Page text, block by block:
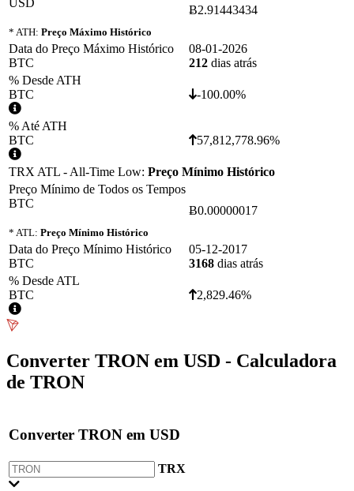
USD
* ATH: Preço Máximo Histórico
Ƀ2.91443434
Data do Preço Máximo Histórico
BTC
08-01-2026
212 dias atrás
% Desde ATH
BTC
-100.00%
% Até ATH
BTC
57,812,778.96%
TRX ATL - All-Time Low: Preço Mínimo Histórico
Preço Mínimo de Todos os Tempos
BTC
* ATL: Preço Mínimo Histórico
Ƀ0.00000017
Data do Preço Mínimo Histórico
BTC
05-12-2017
3168 dias atrás
% Desde ATL
BTC
2,829.46%
Converter TRON em USD - Calculadora
de TRON
Converter TRON em USD
TRX